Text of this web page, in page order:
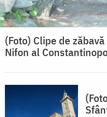
(Foto) Clipe de
Nifon al